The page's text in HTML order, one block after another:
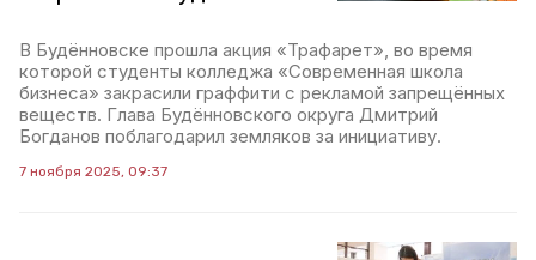
В Будённовске прошла акция «Трафарет», во время
которой студенты колледжа «Современная школа
бизнеса» закрасили граффити с рекламой запрещённых
веществ. Глава Будённовского округа Дмитрий
Богданов поблагодарил земляков за инициативу.
7 ноября 2025, 09:37